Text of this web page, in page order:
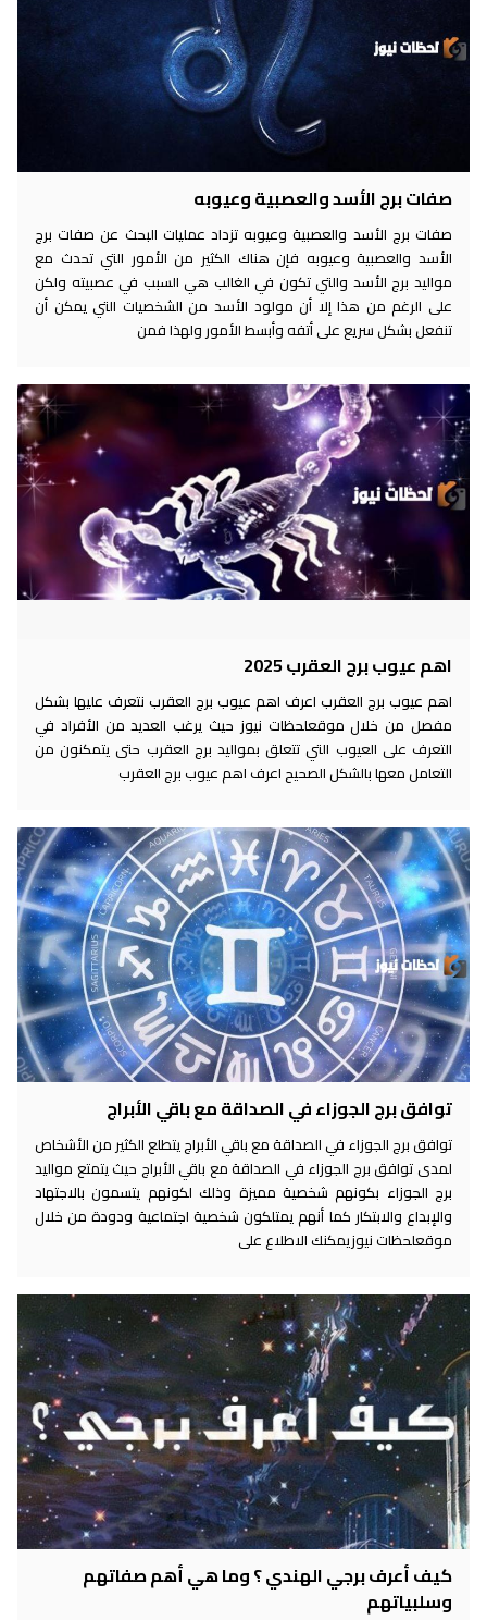
صفات برج الأسد والعصبية وعيوبه
صفات برج الأسد والعصبية وعيوبه تزداد عمليات البحث عن صفات برج
الأسد والعصبية وعيوبه فإن هناك الكثير من الأمور التي تحدث مع
مواليد برج الأسد والتي تكون في الغالب هي السبب في عصبيته ولكن
على الرغم من هذا إلا أن مولود الأسد من الشخصيات التي يمكن أن
تنفعل بشكل سريع على أتفه وأبسط الأمور ولهذا فمن
اهم عيوب برج العقرب 2025
اهم عيوب برج العقرب اعرف اهم عيوب برج العقرب نتعرف عليها بشكل
مفصل من خلال موقعلحظات نيوز حيث يرغب العديد من الأفراد في
التعرف على العيوب التي تتعلق بمواليد برج العقرب حتى يتمكنون من
التعامل معها بالشكل الصحيح اعرف اهم عيوب برج العقرب
توافق برج الجوزاء في الصداقة مع باقي الأبراج
توافق برج الجوزاء في الصداقة مع باقي الأبراج يتطلع الكثير من الأشخاص
لمدى توافق برج الجوزاء في الصداقة مع باقي الأبراج حيث يتمتع مواليد
برج الجوزاء بكونهم شخصية مميزة وذلك لكونهم يتسمون بالاجتهاد
والإبداع والابتكار كما أنهم يمتلكون شخصية اجتماعية ودودة من خلال
موقعلحظات نيوزيمكنك الاطلاع على
كيف أعرف برجي الهندي ؟ وما هي أهم صفاتهم
وسلبياتهم